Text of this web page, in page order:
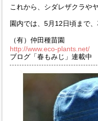
これから、シダレザクラや
園内では、5月12日頃まで、
（有）仲田種苗園
http://www.eco-plants.net/
ブログ「春もみじ」連載中